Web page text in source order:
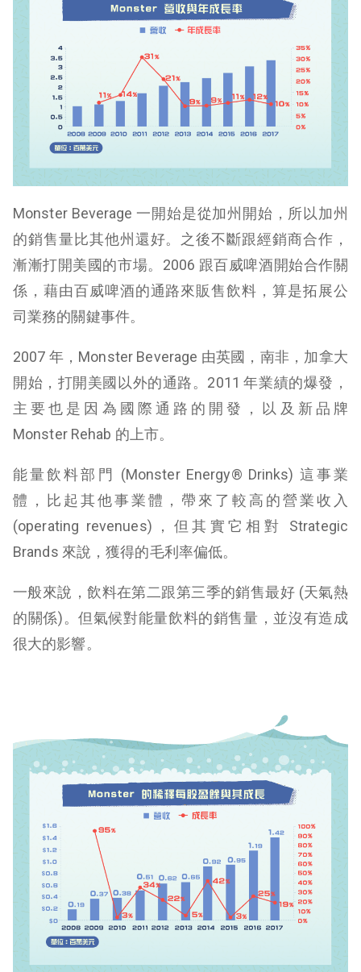
​Monster Beverage 一開始是從加州開始，所以加州
的銷售量比其他州還好。之後不斷跟經銷商合作，
漸漸打開美國的市場。2006 跟百威啤酒開始合作關
係，藉由百威啤酒的通路來販售飲料，算是拓展公
司業務的關鍵事件。
2007 年，Monster Beverage 由英國，南非，加拿大
開始，打開美國以外的通路。2011 年業績的爆發，
主要也是因為國際通路的開發，以及新品牌
Monster Rehab 的上市。
能量飲料部門 (Monster Energy® Drinks) 這事業
體，比起其他事業體，帶來了較高的營業收入
(operating revenues)，但其實它相對 Strategic
Brands 來說，獲得的毛利率偏低。
一般來說，飲料在第二跟第三季的銷售最好 (天氣熱
的關係)。但氣候對能量飲料的銷售量，並沒有造成
很大的影響。